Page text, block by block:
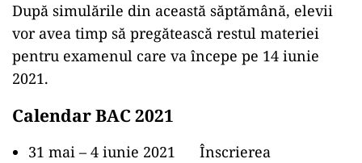
După simulările din această săptămână, elevii
vor avea timp să pregătească restul materiei
pentru examenul care va începe pe 14 iunie
2021.
Calendar BAC 2021
31 mai – 4 iunie 2021 Înscrierea